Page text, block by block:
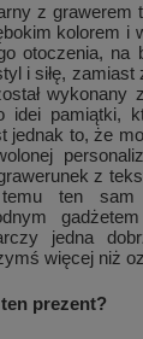
z grawerem
kolorem i
otoczenia, na
i siłę,
wykonany
idei pamiątki,
jednak to, że
z
ten
jedna
więcej niż
prezent?